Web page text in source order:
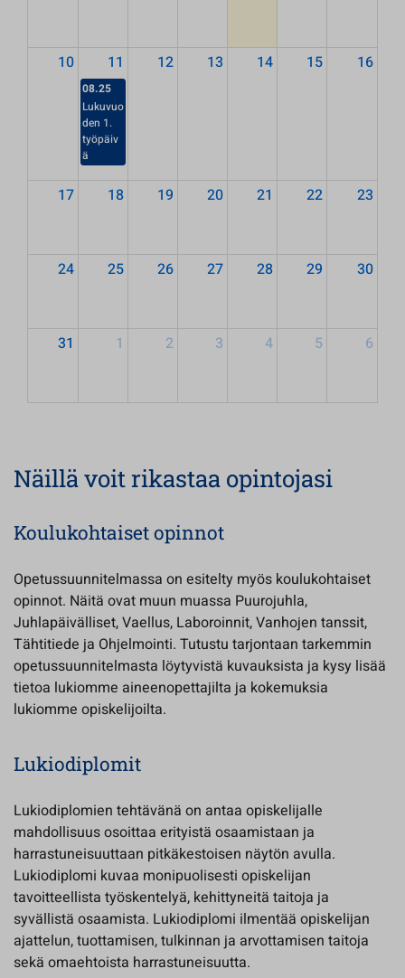
10 11
08.25
Lukuvuo
den 1.
työpäiv
ä
12 13 14 15 16
17 18 19 20 21 22 23
24 25 26 27 28 29 30
31 1 2 3 4 5 6
Näillä voit rikastaa opintojasi
Koulukohtaiset opinnot
Opetussuunnitelmassa on esitelty myös koulukohtaiset
opinnot. Näitä ovat muun muassa Puurojuhla,
Juhlapäivälliset, Vaellus, Laboroinnit, Vanhojen tanssit,
Tähtitiede ja Ohjelmointi. Tutustu tarjontaan tarkemmin
opetussuunnitelmasta löytyvistä kuvauksista ja kysy lisää
tietoa lukiomme aineenopettajilta ja kokemuksia
lukiomme opiskelijoilta.
Lukiodiplomit
Lukiodiplomien tehtävänä on antaa opiskelijalle
mahdollisuus osoittaa erityistä osaamistaan ja
harrastuneisuuttaan pitkäkestoisen näytön avulla.
Lukiodiplomi kuvaa monipuolisesti opiskelijan
tavoitteellista työskentelyä, kehittyneitä taitoja ja
syvällistä osaamista. Lukiodiplomi ilmentää opiskelijan
ajattelun, tuottamisen, tulkinnan ja arvottamisen taitoja
sekä omaehtoista harrastuneisuutta.